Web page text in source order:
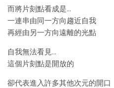
而將片刻點看成是…
一連串由同一方向趨近自我
再經由另一方向遠離的光點
自我無法看見…
這個片刻點是開放的
卻代表進入許多其他次元的開口